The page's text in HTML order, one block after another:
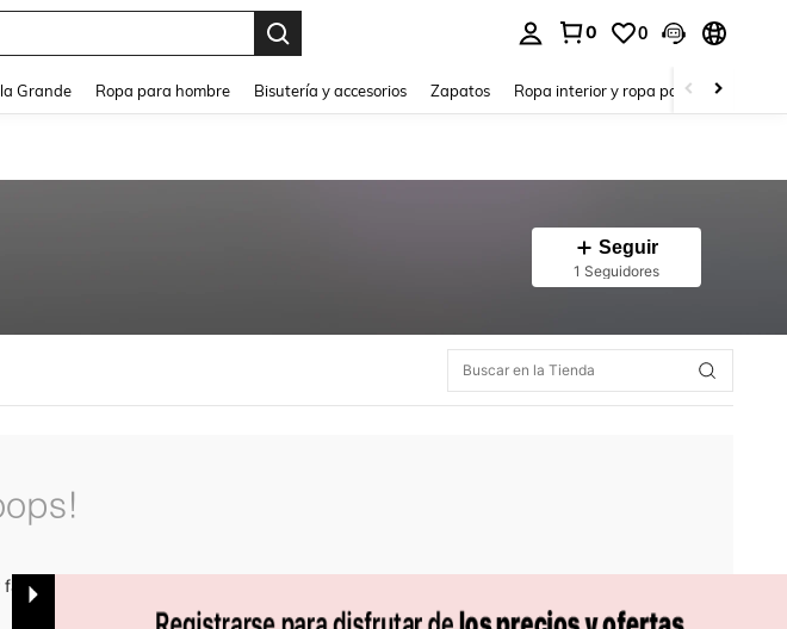
0 0
Grande Ropa para hombre Bisutería y accesorios Zapatos Ropa interior y ropa para dormir
Seguir
1 Seguidores
inténtalo de nuevo.